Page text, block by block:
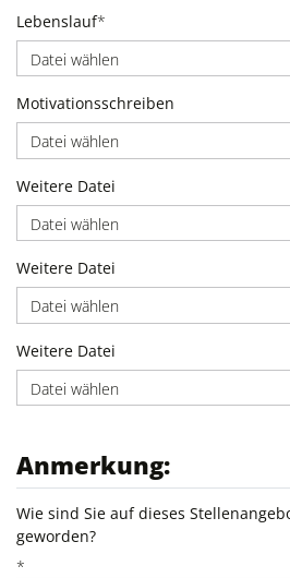
Lebenslauf*
Datei wählen
Motivationsschreiben
Datei wählen
Weitere Datei
Datei wählen
Weitere Datei
Datei wählen
Weitere Datei
Datei wählen
Anmerkung:
Wie sind Sie auf dieses
geworden?
*